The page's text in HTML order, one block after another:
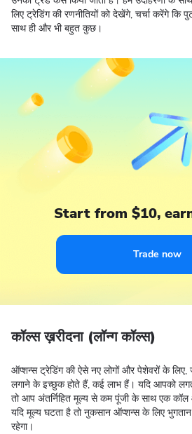
लिए ट्रेडिंग की रणनीतियों को देखेंगे, चर्चा करेंगे
साथ ही और भी बहुत कुछ।
Start from $10,
Trade now
कॉल्स ख़रीदना (लॉन्ग कॉल्स)
ऑप्शन्स ट्रेडिंग की ऐसे नए लोगों और पेशेवरों के लिए,
लगाने के इच्छुक होते हैं, कई लाभ हैं। यदि आपको
तो आप अंतर्निहित मूल्य से कम पूंजी के साथ एक
यदि मूल्य घटता है तो नुकसान ऑप्शन्स के लिए भुगतान
रहेगा।